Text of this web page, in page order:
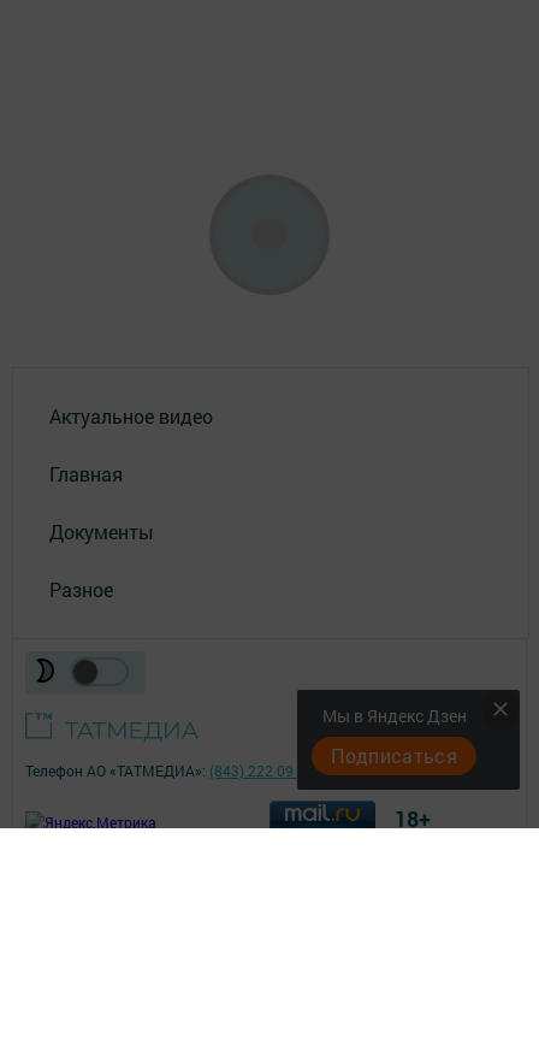
Актуальное видео
Главная
Документы
Разное
Мы в Яндекс Дзен
Подписаться
Телефон АО «ТАТМЕДИА»: (843) 222 09 84
; 18+